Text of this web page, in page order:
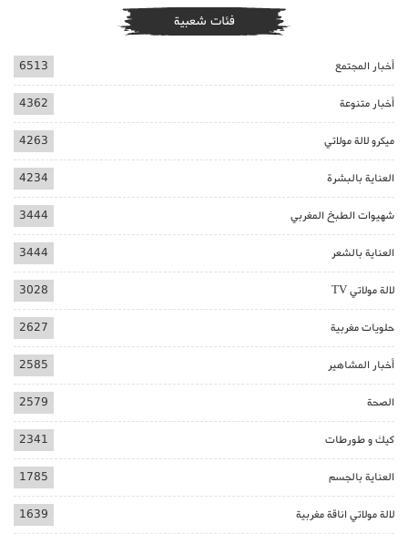
فئات شعبية
أخبار المجتمع 6513
أخبار متنوعة 4362
ميكرو لالة مولاتي 4263
العناية بالبشرة 4234
شهيوات الطبخ المغربي 3444
العناية بالشعر 3444
لالة مولاتي TV 3028
حلويات مغربية 2627
أخبار المشاهير 2585
الصحة 2579
كيك و طورطات 2341
العناية بالجسم 1785
لالة مولاتي اناقة مغربية 1639